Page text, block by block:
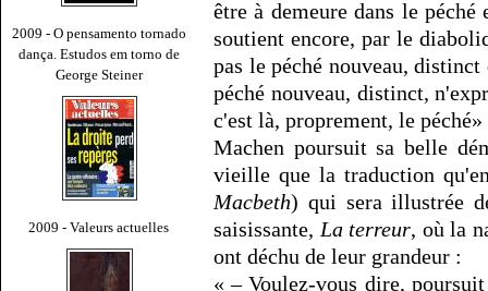
2009 - O pensamento tornado
dança. Estudos em torno de
George Steiner
2009 - Valeurs actuelles
être à demeure dans le
soutient encore, par le
pas le péché nouveau,
péché nouveau, distinct,
c'est là, proprement, le
Machen poursuit sa belle
vieille que la traduction
Macbeth) qui sera illustrée
saisissante, La terreur, où la
ont déchu de leur grandeur :
« – Voulez-vous dire,